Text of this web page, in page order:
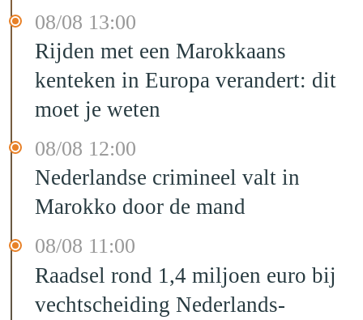
08/08 13:00
Rijden met een Marokkaans
kenteken in Europa verandert: dit
moet je weten
08/08 12:00
Nederlandse crimineel valt in
Marokko door de mand
08/08 11:00
Raadsel rond 1,4 miljoen euro bij
vechtscheiding Nederlands-